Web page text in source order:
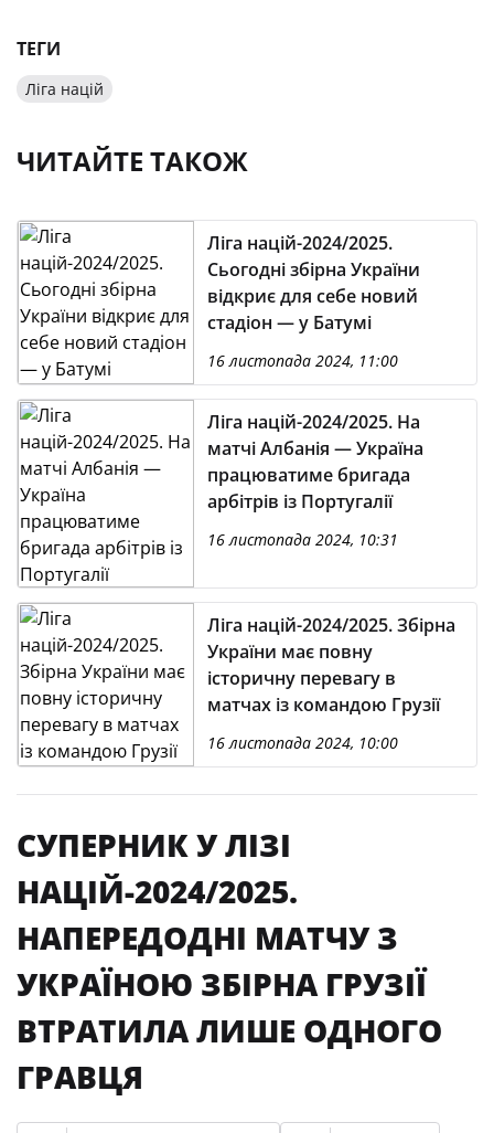
ТЕГИ
Ліга націй
ЧИТАЙТЕ ТАКОЖ
Ліга націй-2024/2025.
Сьогодні збірна України
відкриє для себе новий
стадіон — у Батумі
16 листопада 2024, 11:00
Ліга націй-2024/2025. На
матчі Албанія — Україна
працюватиме бригада
арбітрів із Португалії
16 листопада 2024, 10:31
Ліга націй-2024/2025. Збірна
України має повну
історичну перевагу в
матчах із командою Грузії
16 листопада 2024, 10:00
СУПЕРНИК У ЛІЗІ
НАЦІЙ-2024/2025.
НАПЕРЕДОДНІ МАТЧУ З
УКРАЇНОЮ ЗБІРНА ГРУЗІЇ
ВТРАТИЛА ЛИШЕ ОДНОГО
ГРАВЦЯ